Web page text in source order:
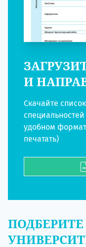
И
Скачайте
удобном
печатать)